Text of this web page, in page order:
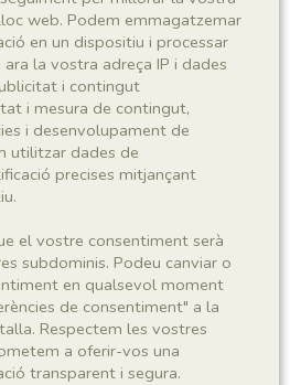
vidalii
Phyllum
Spermatophyta
Classe
Magnoliopsida
web. Podem emmagatzemar
en un dispositiu i processar
la vostra adreça IP i dades
i contingut
i mesura de contingut,
i desenvolupament de
utilitzar dades de
precises mitjançant
el vostre consentiment serà
subdominis. Podeu canviar o
en qualsevol moment
de consentiment" a la
Respectem les vostres
a oferir-vos una
transparent i segura.